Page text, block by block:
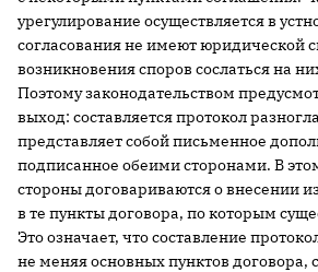
урегулирование осуществляется в
согласования не имеют юридической
возникновения споров сослаться на
Поэтому законодательством
выход: составляется протокол
представляет собой письменное
подписанное обеими сторонами. В
стороны договариваются о внесении
в те пункты договора, по которым
Это означает, что составление
не меняя основных пунктов договора,